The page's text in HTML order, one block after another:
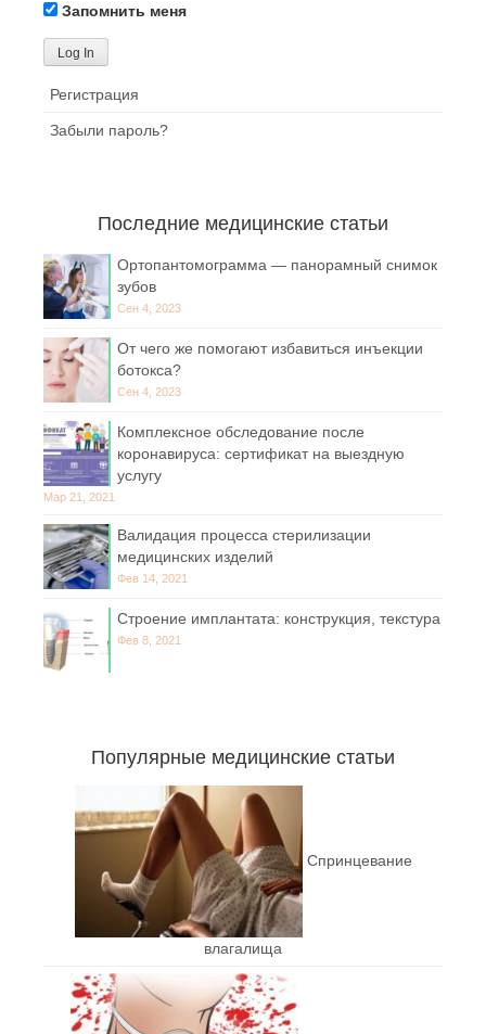
Запомнить меня
Регистрация
Забыли пароль?
Последние медицинские статьи
Ортопантомограмма — панорамный снимок
зубов
Сен 4, 2023
От чего же помогают избавиться инъекции
ботокса?
Сен 4, 2023
Комплексное обследование после
коронавируса: сертификат на выездную
услугу
Мар 21, 2021
Валидация процесса стерилизации
медицинских изделий
Фев 14, 2021
Строение имплантата: конструкция, текстура
Фев 8, 2021
Популярные медицинские статьи
Спринцевание
влагалища